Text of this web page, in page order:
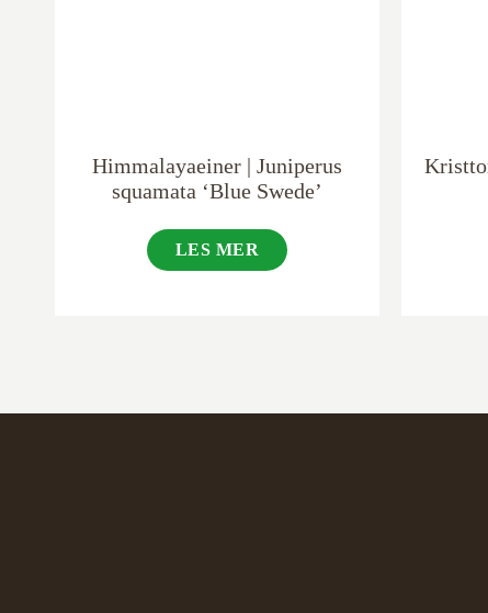
Himmalayaeiner | Juniperus
squamata ‘Blue Swede’
LES MER